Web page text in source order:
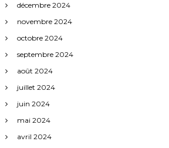
décembre 2024
novembre 2024
octobre 2024
septembre 2024
août 2024
juillet 2024
juin 2024
mai 2024
avril 2024